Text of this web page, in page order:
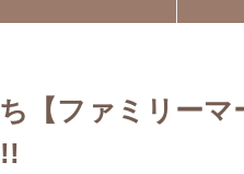
【ファミリーマ